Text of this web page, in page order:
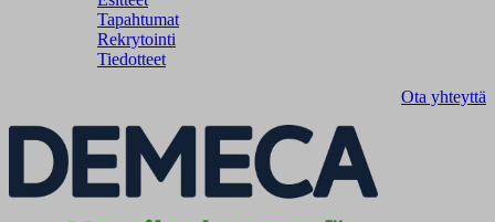
Tapahtumat
Rekrytointi
Tiedotteet
Ota yhteyttä